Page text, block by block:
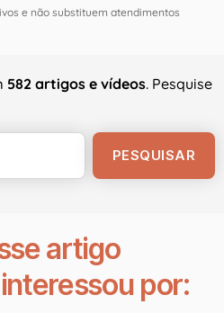
e não substituem atendimentos
582 artigos e vídeos. Pesquise
artigo
por: